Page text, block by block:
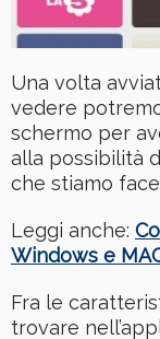
Una volta
vedere
schermo per
alla possibilità
che stiamo
Leggi anche:
Windows e
Fra le
trovare